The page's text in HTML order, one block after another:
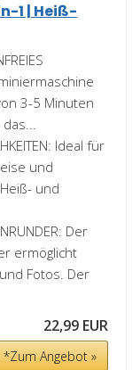
1 | Heiß-
3-5 Minuten
Ideal für
und
und
Der
ermöglicht
Fotos. Der
22,99 EUR
*Zum Angebot »